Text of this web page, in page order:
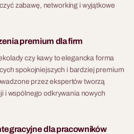
zabawę, networking i wyjątkowe
premium dla firm
czy kawy to elegancka forma
spokojniejszych i bardziej premium
przez ekspertów tworzą
i wspólnego odkrywania nowych
dla pracowników